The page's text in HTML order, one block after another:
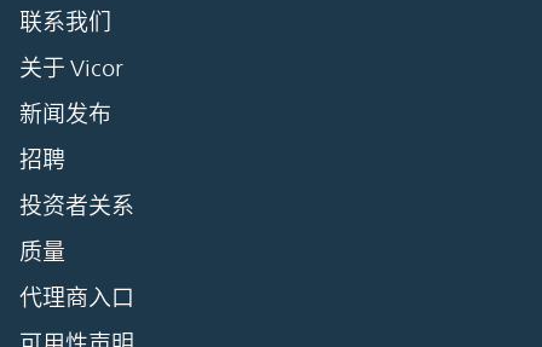
联系我们
关于 Vicor
新闻发布
招聘
投资者关系
质量
代理商入口